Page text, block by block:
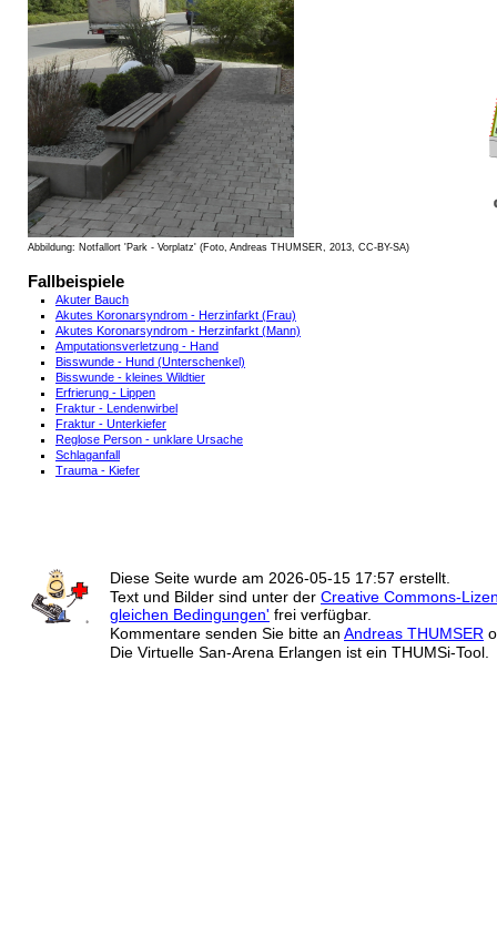
Abbildung: Notfallort 'Park - Vorplatz' (Foto, Andreas THUMSER, 2013, CC-BY-SA)
Fallbeispiele
Akuter Bauch
Akutes Koronarsyndrom - Herzinfarkt (Frau)
Akutes Koronarsyndrom - Herzinfarkt (Mann)
Amputationsverletzung - Hand
Bisswunde - Hund (Unterschenkel)
Bisswunde - kleines Wildtier
Erfrierung - Lippen
Fraktur - Lendenwirbel
Fraktur - Unterkiefer
Reglose Person - unklare Ursache
Schlaganfall
Trauma - Kiefer
Diese Seite wurde am 2026-05-15 17:57 erstellt.
Text und Bilder sind unter der Creative Commons-
gleichen Bedingungen' frei verfügbar.
Kommentare senden Sie bitte an Andreas THUMSER
Die Virtuelle San-Arena Erlangen ist ein THUMSi-Tool.